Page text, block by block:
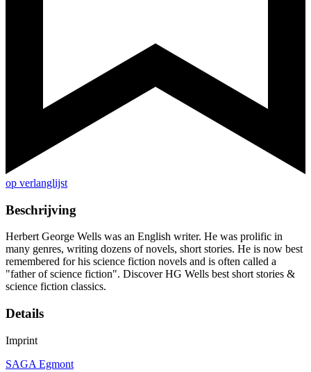
op verlanglijst
Beschrijving
Herbert George Wells was an English writer. He was prolific in
many genres, writing dozens of novels, short stories. He is now best
remembered for his science fiction novels and is often called a
"father of science fiction". Discover HG Wells best short stories &
science fiction classics.
Details
Imprint
SAGA Egmont